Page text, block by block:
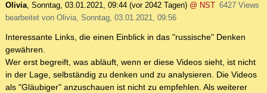
Olivia, Sonntag, 03.01.2021, 09:44 (vor 2042 Tagen) @ NST 6427 Views
bearbeitet von Olivia, Sonntag, 03.01.2021, 09:56
Interessante Links, die einen Einblick in das "russische" Denken
gewähren.
Wer erst begreift, was abläuft, wenn er diese Videos sieht, ist nicht
in der Lage, selbständig zu denken und zu analysieren. Die Videos
als "Gläubiger" anzuschauen ist nicht zu empfehlen. Als weiterer